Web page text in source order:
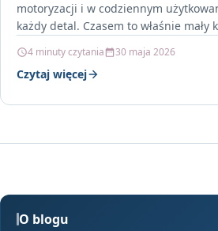
motoryzacji i w codziennym
każdy detal. Czasem to właśnie mały
4 minuty czytania 30 maja 2026
Czytaj więcej
O blogu